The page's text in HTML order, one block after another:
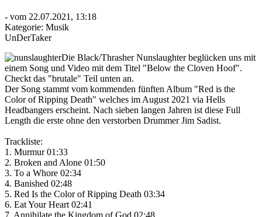
- vom 22.07.2021, 13:18
Kategorie: Musik
UnDerTaker
Die Black/Thrasher Nunslaughter beglücken uns mit
einem Song und Video mit dem Titel "Below the Cloven Hoof".
Checkt das "brutale" Teil unten an.
Der Song stammt vom kommenden fünften Album "Red is the
Color of Ripping Death" welches im August 2021 via Hells
Headbangers erscheint. Nach sieben langen Jahren ist diese Full
Length die erste ohne den verstorben Drummer Jim Sadist.
Trackliste:
1. Murmur 01:33
2. Broken and Alone 01:50
3. To a Whore 02:34
4. Banished 02:48
5. Red Is the Color of Ripping Death 03:34
6. Eat Your Heart 02:41
7. Annihilate the Kingdom of God 02:48